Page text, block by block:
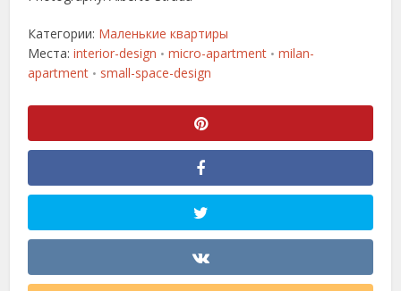
Категории: Маленькие квартиры
Места:interior-design • micro-apartment • milan-
apartment • small-space-design